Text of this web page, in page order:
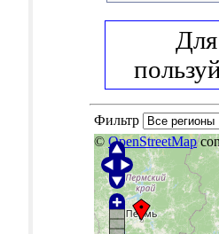
Фильтр
© OpenStreetMap